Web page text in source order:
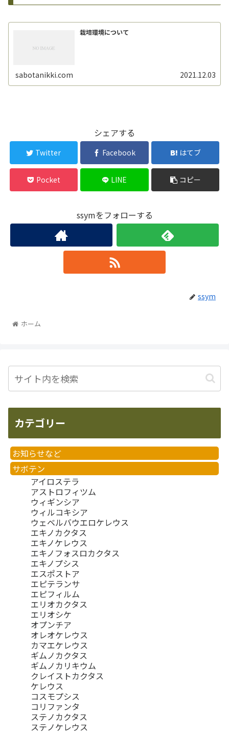
栽培環境について
sabotanikki.com 2021.12.03
シェアする
Twitter Facebook はてブ
Pocket LINE コピー
ssymをフォローする
ssym
ホーム
カテゴリー
お知らせなど
サボテン
アイロステラ
アストロフィツム
ウィギンシア
ウィルコキシア
ウェベルバウエロケレウス
エキノカクタス
エキノケレウス
エキノフォスロカクタス
エキノプシス
エスポストア
エピテランサ
エピフィルム
エリオカクタス
エリオシケ
オプンチア
オレオケレウス
カマエケレウス
ギムノカクタス
ギムノカリキウム
クレイストカクタス
ケレウス
コスモプシス
コリファンタ
ステノカクタス
ステノケレウス